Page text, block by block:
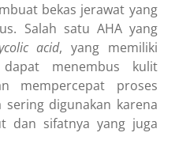
bekas jerawat yang
Salah satu AHA yang
acid, yang memiliki
menembus kulit
mempercepat proses
digunakan karena
dan sifatnya yang juga